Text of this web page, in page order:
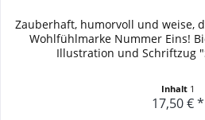
Zauberhaft, humorvoll und weise,
Wohlfühlmarke Nummer Eins!
Illustration und Schriftzug
Inhalt 1
17,50 € *